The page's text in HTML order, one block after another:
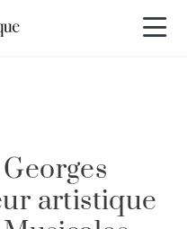
artistique